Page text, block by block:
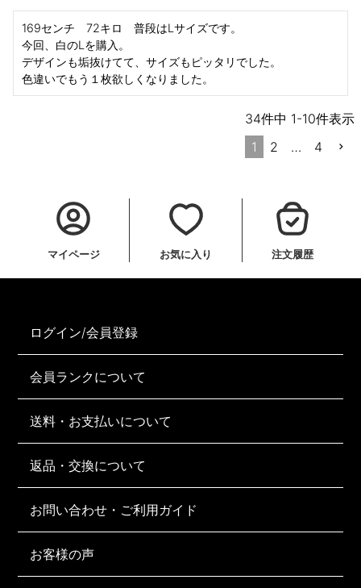
169センチ　72キロ　普段はLサイズです。
今回、白のLを購入。
デザインも垢抜けてて、サイズもピッタリでした。
色違いでもう１枚欲しくなりました。
34件中 1-10件表示
1
2 … 4
マイページ お気に入り 注文履歴
ログイン/会員登録
会員ランクについて
送料・お支払いについて
返品・交換について
お問い合わせ・ご利用ガイド
お客様の声